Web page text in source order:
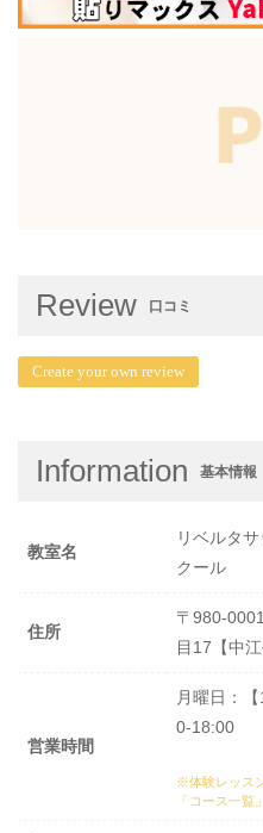
Review 口コミ
Create your own review
Information 基本情報
教室名
リベルタ
クール
住所
〒980-
目17【中江
営業時間
月曜日：
0-18:00
※体験レッス
「コース一覧